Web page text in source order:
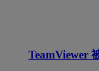
TeamViewer